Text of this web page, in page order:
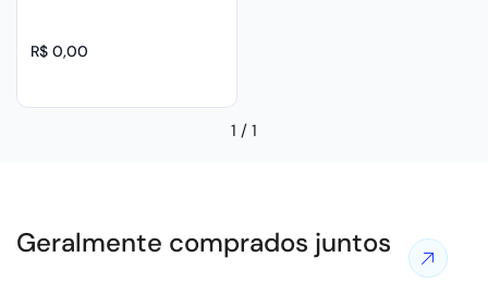
R$ 0,00
1 / 1
Geralmente comprados juntos Ver
mais